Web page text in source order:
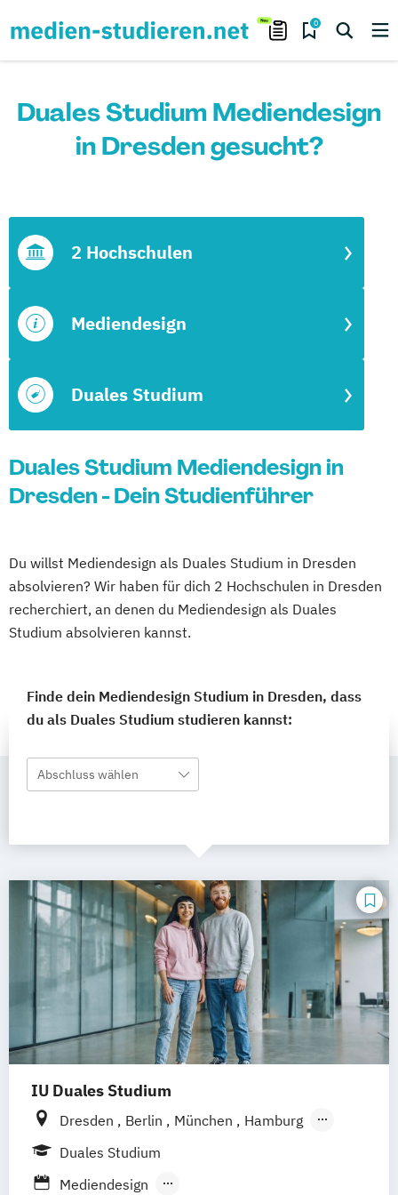
0
Duales Studium Mediendesign
in Dresden gesucht?
Duales Studium
Mediendesign
2 Hochschulen
Duales Studium Mediendesign in
Dresden - Dein Studienführer
Du willst Mediendesign als Duales Studium in Dresden
absolvieren? Wir haben für dich 2 Hochschulen in Dresden
recherchiert, an denen du Mediendesign als Duales
Studium absolvieren kannst.
Finde dein Mediendesign Studium in Dresden, dass
du als Duales Studium studieren kannst:
Abschluss wählen
IU Duales Studium
Dresden Berlin München
Hamburg
Frankfurt am Main
Duales Studium
Mediendesign